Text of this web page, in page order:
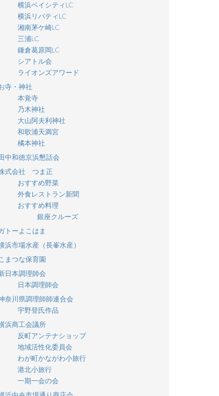
横浜ベイシティLC
横浜リバティLC
湘南茅ケ崎LC
三浦LC
鎌倉葛原岡LC
シアトル会
ライオンズアワード
寺・神社
本覚寺
乃木神社
大山阿夫利神社
和歌浦天満宮
橘本神社
中和徳京浜懇話会
式会社 つま正
おすすめ野菜
外食レストラン新聞
おすすめ料理
銀座クルーズ
トーよこはま
浜市場水産（長峯水産）
まつな保育園
日本調理師会
日本調理師会
奈川県調理師師連合会
宇野登氏作品
浜商工会議所
反町アンテナショップ
地域活性化委員会
わが町かながわ小旅行
港北小旅行
一期一会の会